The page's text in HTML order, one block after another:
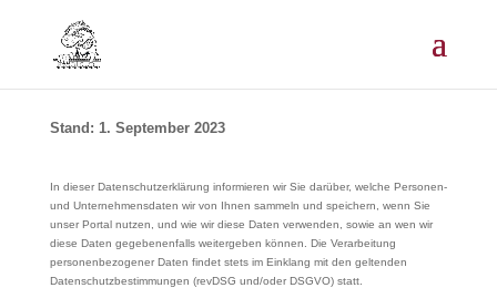
Stand: 1. September 2023
In dieser Datenschutzerklärung informieren wir Sie darüber, welche Personen-
und Unternehmensdaten wir von Ihnen sammeln und speichern, wenn Sie
unser Portal nutzen, und wie wir diese Daten verwenden, sowie an wen wir
diese Daten gegebenenfalls weitergeben können. Die Verarbeitung
personenbezogener Daten findet stets im Einklang mit den geltenden
Datenschutzbestimmungen (revDSG und/oder DSGVO) statt.